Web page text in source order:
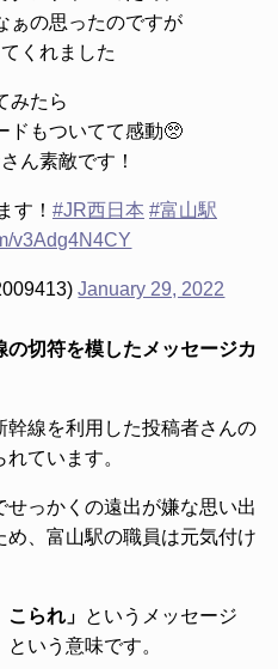
ぁの思ったのですが
くれました
みたら
ドもついてて感動🥺
ん素敵です！
す！ #JR西日本 #富山駅
v3Adg4N4CY
January 29, 2022
の切符を模したメッセージカ
線を利用した投稿者さんの
ています。
っかくの遠出が嫌な思い出
、富山駅の職員は元気付け
こられ」 というメッセージ
いう意味です。